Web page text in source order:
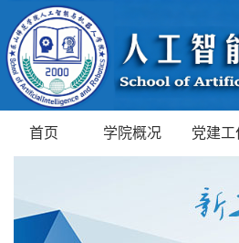
首页 学院概况 党建工